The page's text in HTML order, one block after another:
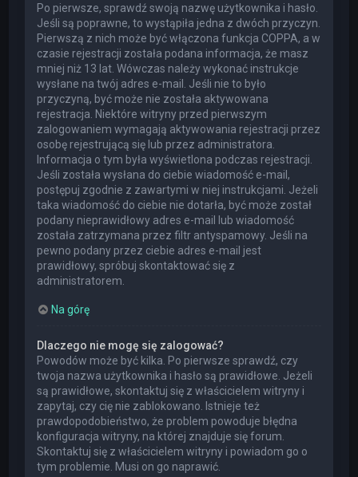
Po pierwsze, sprawdź swoją nazwę użytkownika i hasło.
Jeśli są poprawne, to wystąpiła jedna z dwóch przyczyn.
Pierwszą z nich może być włączona funkcja COPPA, a w
czasie rejestracji została podana informacja, że masz
mniej niż 13 lat. Wówczas należy wykonać instrukcje
wysłane na twój adres e-mail. Jeśli nie to było
przyczyną, być może nie została aktywowana
rejestracja. Niektóre witryny przed pierwszym
zalogowaniem wymagają aktywowania rejestracji przez
osobę rejestrującą się lub przez administratora.
Informacja o tym była wyświetlona podczas rejestracji.
Jeśli została wysłana do ciebie wiadomość e-mail,
postępuj zgodnie z zawartymi w niej instrukcjami. Jeżeli
taka wiadomość do ciebie nie dotarła, być może został
podany nieprawidłowy adres e-mail lub wiadomość
została zatrzymana przez filtr antyspamowy. Jeśli na
pewno podany przez ciebie adres e-mail jest
prawidłowy, spróbuj skontaktować się z
administratorem.
Na górę
Dlaczego nie mogę się zalogować?
Powodów może być kilka. Po pierwsze sprawdź, czy
twoja nazwa użytkownika i hasło są prawidłowe. Jeżeli
są prawidłowe, skontaktuj się z właścicielem witryny i
zapytaj, czy cię nie zablokowano. Istnieje też
prawdopodobieństwo, że problem powoduje błędna
konfiguracja witryny, na której znajduje się forum.
Skontaktuj się z właścicielem witryny i powiadom go o
tym problemie. Musi on go naprawić.